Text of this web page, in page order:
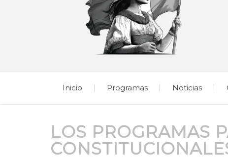
Inicio Programas Noticias
LOS PROGRAMAS